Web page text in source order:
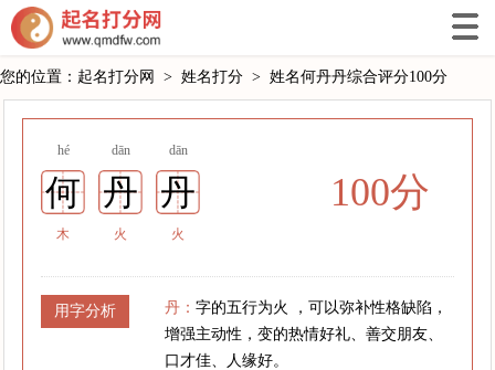
您的位置： 起名打分网 > 姓名打分 > 姓名何丹丹综合评分100分
hé dān dān
何 丹 丹
木 火 火
100分
用字分析 丹：字的五行为火 ，可以弥补性格缺陷，
增强主动性，变的热情好礼、善交朋友、
口才佳、人缘好。